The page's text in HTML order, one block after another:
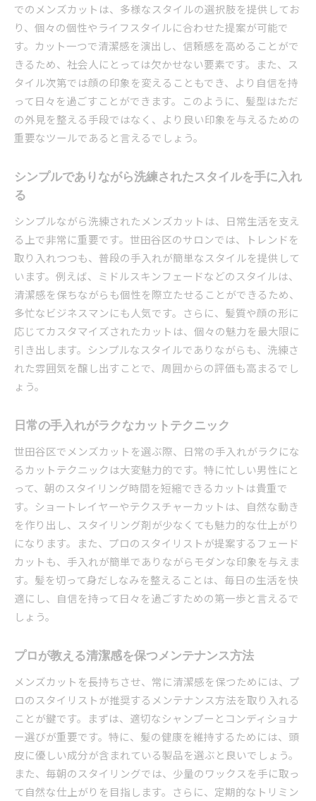
でのメンズカットは、多様なスタイルの選択肢を提供してお
り、個々の個性やライフスタイルに合わせた提案が可能で
す。カット一つで清潔感を演出し、信頼感を高めることがで
きるため、社会人にとっては欠かせない要素です。また、ス
タイル次第では顔の印象を変えることもでき、より自信を持
って日々を過ごすことができます。このように、髪型はただ
の外見を整える手段ではなく、より良い印象を与えるための
重要なツールであると言えるでしょう。
シンプルでありながら洗練されたスタイルを手に入れ
る
シンプルながら洗練されたメンズカットは、日常生活を支え
る上で非常に重要です。世田谷区のサロンでは、トレンドを
取り入れつつも、普段の手入れが簡単なスタイルを提供して
います。例えば、ミドルスキンフェードなどのスタイルは、
清潔感を保ちながらも個性を際立たせることができるため、
多忙なビジネスマンにも人気です。さらに、髪質や顔の形に
応じてカスタマイズされたカットは、個々の魅力を最大限に
引き出します。シンプルなスタイルでありながらも、洗練さ
れた雰囲気を醸し出すことで、周囲からの評価も高まるでし
ょう。
日常の手入れがラクなカットテクニック
世田谷区でメンズカットを選ぶ際、日常の手入れがラクにな
るカットテクニックは大変魅力的です。特に忙しい男性にと
って、朝のスタイリング時間を短縮できるカットは貴重で
す。ショートレイヤーやテクスチャーカットは、自然な動き
を作り出し、スタイリング剤が少なくても魅力的な仕上がり
になります。また、プロのスタイリストが提案するフェード
カットも、手入れが簡単でありながらモダンな印象を与えま
す。髪を切って身だしなみを整えることは、毎日の生活を快
適にし、自信を持って日々を過ごすための第一歩と言えるで
しょう。
プロが教える清潔感を保つメンテナンス方法
メンズカットを長持ちさせ、常に清潔感を保つためには、プ
ロのスタイリストが推奨するメンテナンス方法を取り入れる
ことが鍵です。まずは、適切なシャンプーとコンディショナ
ー選びが重要です。特に、髪の健康を維持するためには、頭
皮に優しい成分が含まれている製品を選ぶと良いでしょう。
また、毎朝のスタイリングでは、少量のワックスを手に取っ
て自然な仕上がりを目指します。さらに、定期的なトリミン